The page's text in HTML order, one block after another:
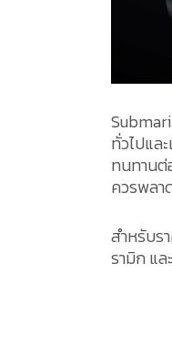
ทั่วไปแล
ทนทานต่
ควรพลา
สำหรับร
รามิก แ